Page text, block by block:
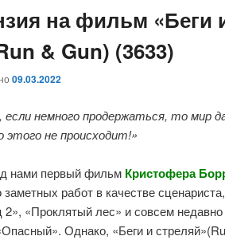
на фильм «Беги
& Gun) (3633)
09.03.2022
если немного продержаться, то мир
этого не происходит!»
нами первый фильм Кристофера
заметных работ в качестве
2», «Проклятый лес» и совсем
Однако, «Беги и